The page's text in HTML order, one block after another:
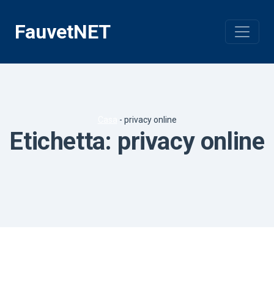
contenuto
FauvetNET
- privacy online
Etichetta: privacy online